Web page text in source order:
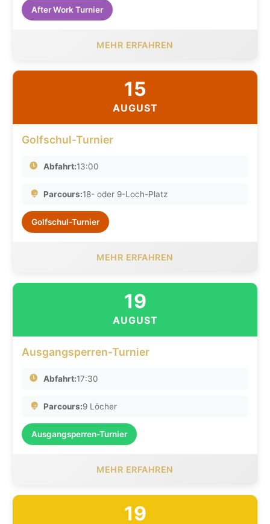
After Work Turnier
MEHR ERFAHREN
15
AUGUST
Golfschul-Turnier
Abfahrt:13:00
Parcours:18- oder 9-Loch-Platz
Golfschul-Turnier
MEHR ERFAHREN
19
AUGUST
Ausgangsperren-Turnier
Abfahrt:17:30
Parcours:9 Löcher
Ausgangsperren-Turnier
MEHR ERFAHREN
19